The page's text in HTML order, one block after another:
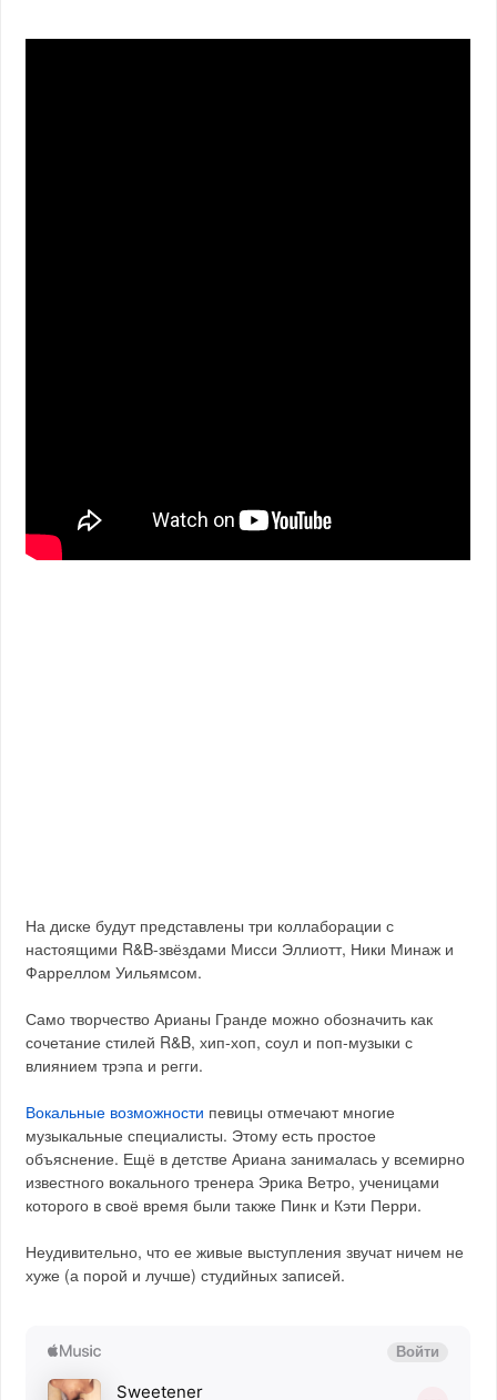
На диске будут представлены три коллаборации с
настоящими R&B-звёздами Мисси Эллиотт, Ники Минаж и
Фарреллом Уильямсом.
Само творчество Арианы Гранде можно обозначить как
сочетание стилей R&B, хип-хоп, соул и поп-музыки с
влиянием трэпа и регги.
Вокальные возможности певицы отмечают многие
музыкальные специалисты. Этому есть простое
объяснение. Ещё в детстве Ариана занималась у всемирно
известного вокального тренера Эрика Ветро, ученицами
которого в своё время были также Пинк и Кэти Перри.
Неудивительно, что ее живые выступления звучат ничем не
хуже (а порой и лучше) студийных записей.